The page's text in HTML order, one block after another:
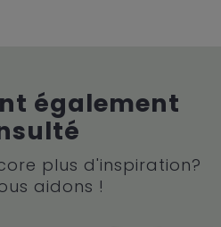
également
plus d'inspiration?
aidons !